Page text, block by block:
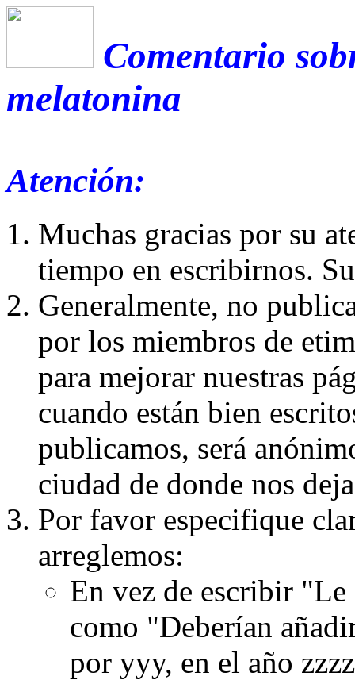
Comentario
melatonina
Atención:
Muchas gracias por su
tiempo en escribirnos.
Generalmente, no
por los miembros de
para mejorar nuestras
cuando están bien
publicamos, será
ciudad de donde nos
Por favor especifique
arreglemos:
En vez de escribir
como "Deberían
por yyy, en el año